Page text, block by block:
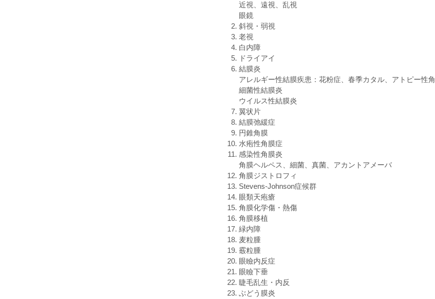
近視、遠視、乱視
眼鏡
斜視・弱視
老視
白内障
ドライアイ
結膜炎
アレルギー性結膜疾患：花粉症、春季カタル、アトピー性
細菌性結膜炎
ウイルス性結膜炎
翼状片
結膜弛緩症
円錐角膜
水疱性角膜症
感染性角膜炎
角膜ヘルペス、細菌、真菌、アカントアメーバ
角膜ジストロフィ
Stevens-Johnson症候群
眼類天疱瘡
角膜化学傷・熱傷
角膜移植
緑内障
麦粒腫
霰粒腫
眼瞼内反症
眼瞼下垂
睫毛乱生・内反
ぶどう膜炎